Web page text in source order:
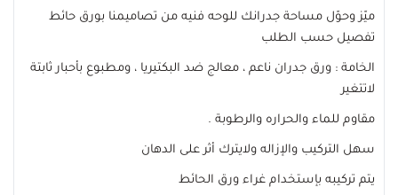
ميّز وحوّل مساحة جدرانك للوحه فنيه من تصاميمنا بورق حائط
تفصيل حسب الطلب
الخامة : ورق جدران ناعم ، معالج ضد البكتيريا ، ومطبوع بأحبار ثابتة
لاتتغير
مقاوم للماء والحراره والرطوبة .
سهل التركيب والإزاله ولايترك أثر على الدهان
يتم تركيبه بإستخدام غراء ورق الحائط